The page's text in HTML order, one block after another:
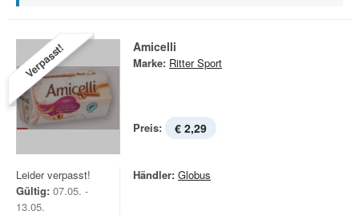
Verpasst! Amicelli
Marke: Ritter Sport
Preis: € 2,29
Leider verpasst!
Gültig: 07.05. -
13.05.
Händler: Globus